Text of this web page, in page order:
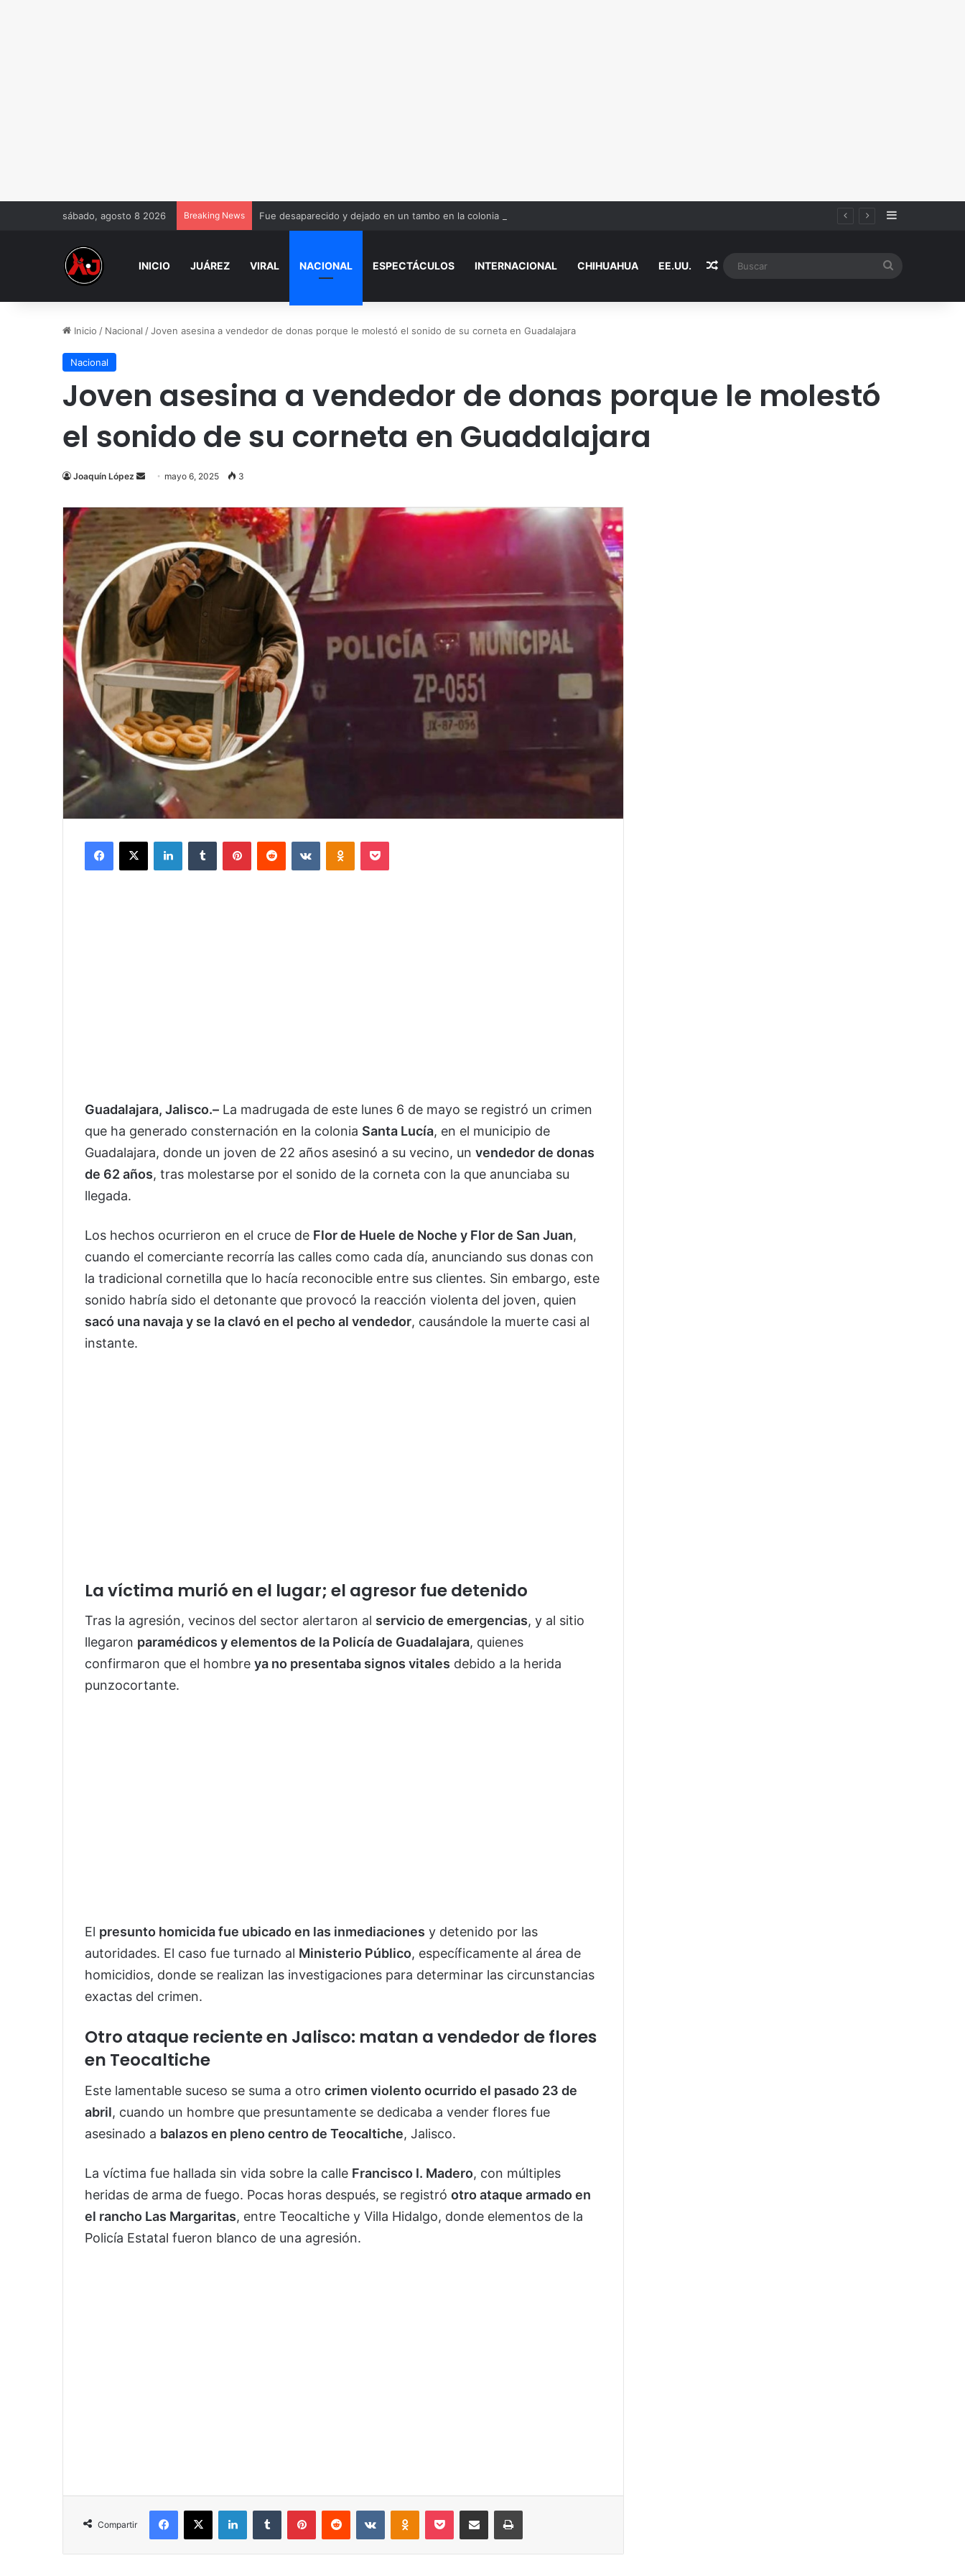
sábado, agosto 8 2026 Breaking News Fue desaparecido y dejado en un tambo en la colonia Olivia Espinoza Sidebar
INICIO JUÁREZ VIRAL NACIONAL ESPECTÁCULOS INTERNACIONAL CHIHUAHUA EE.UU. Random Article
Inicio / Nacional /Joven asesina a vendedor de donas porque le molestó el sonido de su corneta en Guadalajara
Nacional
Joven asesina a vendedor de donas porque le molestó
el sonido de su corneta en Guadalajara
Joaquín López
Send
email
mayo 6, 2025 3
Facebook
X LinkedInTumblr PinterestReddit VKontakteOdnoklassniki
Pocket
Guadalajara, Jalisco.– La madrugada de este lunes 6 de mayo se registró un crimen
que ha generado consternación en la colonia Santa Lucía, en el municipio de
Guadalajara, donde un joven de 22 años asesinó a su vecino, un vendedor de donas
de 62 años, tras molestarse por el sonido de la corneta con la que anunciaba su
llegada.
Los hechos ocurrieron en el cruce de Flor de Huele de Noche y Flor de San Juan,
cuando el comerciante recorría las calles como cada día, anunciando sus donas con
la tradicional cornetilla que lo hacía reconocible entre sus clientes. Sin embargo, este
sonido habría sido el detonante que provocó la reacción violenta del joven, quien
sacó una navaja y se la clavó en el pecho al vendedor, causándole la muerte casi al
instante.
La víctima murió en el lugar; el agresor fue detenido
Tras la agresión, vecinos del sector alertaron al servicio de emergencias, y al sitio
llegaron paramédicos y elementos de la Policía de Guadalajara, quienes
confirmaron que el hombre ya no presentaba signos vitales debido a la herida
punzocortante.
El presunto homicida fue ubicado en las inmediaciones y detenido por las
autoridades. El caso fue turnado al Ministerio Público, específicamente al área de
homicidios, donde se realizan las investigaciones para determinar las circunstancias
exactas del crimen.
Otro ataque reciente en Jalisco: matan a vendedor de flores
en Teocaltiche
Este lamentable suceso se suma a otro crimen violento ocurrido el pasado 23 de
abril, cuando un hombre que presuntamente se dedicaba a vender flores fue
asesinado a balazos en pleno centro de Teocaltiche, Jalisco.
La víctima fue hallada sin vida sobre la calle Francisco I. Madero, con múltiples
heridas de arma de fuego. Pocas horas después, se registró otro ataque armado en
el rancho Las Margaritas, entre Teocaltiche y Villa Hidalgo, donde elementos de la
Policía Estatal fueron blanco de una agresión.
Compartir
Facebook
X LinkedInTumblr PinterestReddit VKontakteOdnoklassniki
Pocket Share via Email Print